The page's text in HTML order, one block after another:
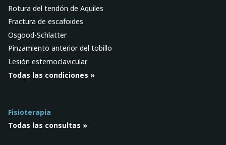
Rotura del tendón de Aquiles
Fractura de escafoides
Osgood-Schlatter
Pinzamiento anterior del tobillo
Lesión esternoclavicular
Todas las condiciones »
Fisioterapia
Todas las consultas »